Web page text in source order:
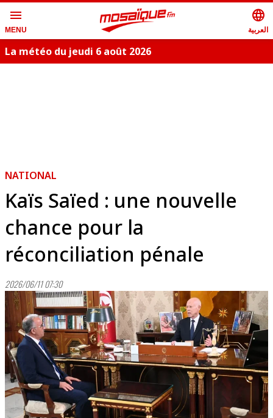
menu
MENU
language
العربية
La météo du jeudi 6 août 2026
NATIONAL
Kaïs Saïed : une nouvelle
chance pour la
réconciliation pénale
2026/06/11 07:30